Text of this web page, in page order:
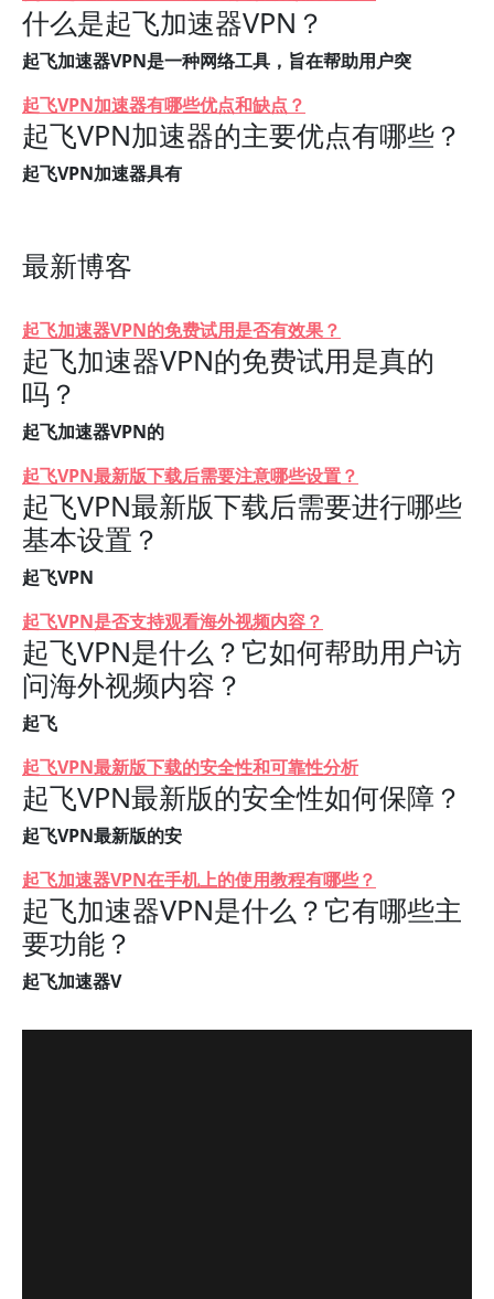
什么是起飞加速器VPN？
起飞加速器VPN是一种网络工具，旨在帮助用户突
起飞VPN加速器有哪些优点和缺点？
起飞VPN加速器的主要优点有哪些？
起飞VPN加速器具有
最新博客
起飞加速器VPN的免费试用是否有效果？
起飞加速器VPN的免费试用是真的
吗？
起飞加速器VPN的
起飞VPN最新版下载后需要注意哪些设置？
起飞VPN最新版下载后需要进行哪些
基本设置？
起飞VPN
起飞VPN是否支持观看海外视频内容？
起飞VPN是什么？它如何帮助用户访
问海外视频内容？
起飞
起飞VPN最新版下载的安全性和可靠性分析
起飞VPN最新版的安全性如何保障？
起飞VPN最新版的安
起飞加速器VPN在手机上的使用教程有哪些？
起飞加速器VPN是什么？它有哪些主
要功能？
起飞加速器V